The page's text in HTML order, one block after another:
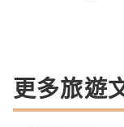
更多旅遊